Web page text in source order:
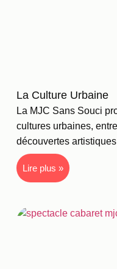
La Culture Urbaine
La MJC Sans Souci
cultures urbaines,
découvertes
Lire plus »